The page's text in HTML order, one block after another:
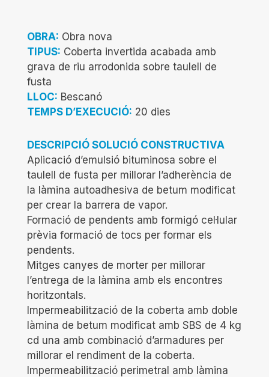
OBRA: Obra nova
TIPUS: Coberta invertida acabada amb
grava de riu arrodonida sobre taulell de
fusta
LLOC: Bescanó
TEMPS D’EXECUCIÓ: 20 dies
DESCRIPCIÓ SOLUCIÓ CONSTRUCTIVA
Aplicació d’emulsió bituminosa sobre el
taulell de fusta per millorar l’adherència de
la làmina autoadhesiva de betum modificat
per crear la barrera de vapor.
Formació de pendents amb formigó cel·lular
prèvia formació de tocs per formar els
pendents.
Mitges canyes de morter per millorar
l’entrega de la làmina amb els encontres
horitzontals.
Impermeabilització de la coberta amb doble
làmina de betum modificat amb SBS de 4 kg
cd una amb combinació d’armadures per
millorar el rendiment de la coberta.
Impermeabilització perimetral amb làmina